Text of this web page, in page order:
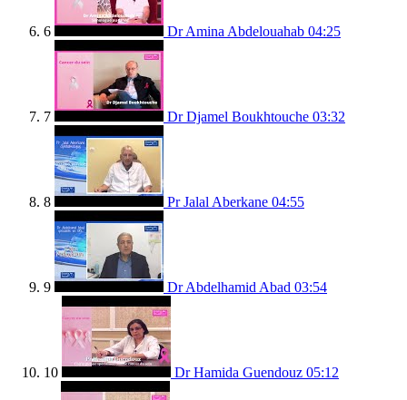
6 Dr Amina Abdelouahab 04:25
7 Dr Djamel Boukhtouche 03:32
8 Pr Jalal Aberkane 04:55
9 Dr Abdelhamid Abad 03:54
10 Dr Hamida Guendouz 05:12